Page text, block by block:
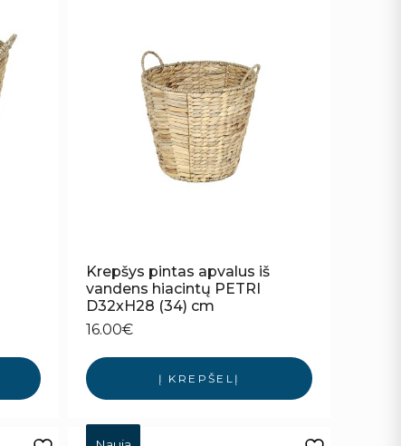
Krepšys pintas apvalus iš
vandens hiacintų PETRI
D32xH28 (34) cm
16.00€
Į KREPŠELĮ